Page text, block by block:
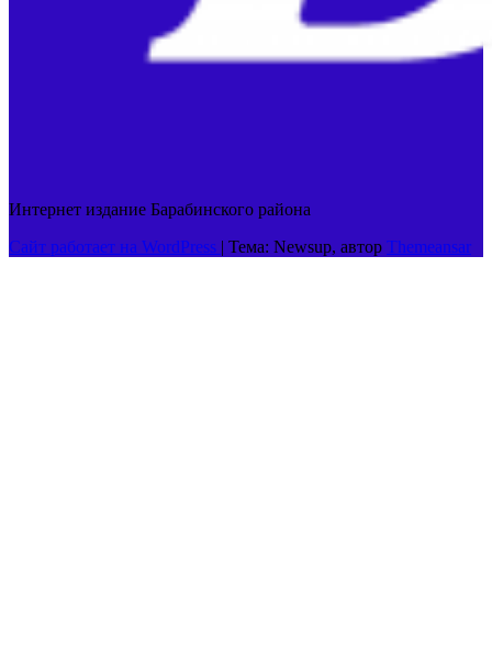
Интернет издание Барабинского района
Сайт работает на WordPress | Тема: Newsup, автор Themeansar